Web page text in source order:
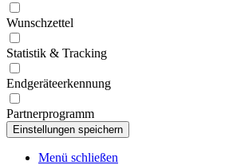
Wunschzettel
Statistik & Tracking
Endgeräteerkennung
Partnerprogramm
Menü schließen